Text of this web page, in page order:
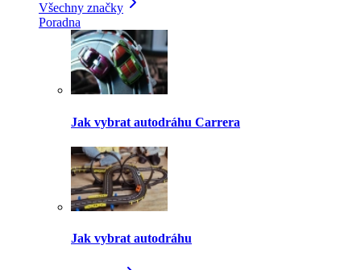
Všechny značky
Poradna
Jak vybrat autodráhu Carrera
Jak vybrat autodráhu